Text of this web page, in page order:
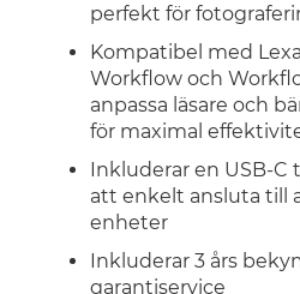
perfekt för
Kompatibel med
Workflow och
anpassa läsare och
för maximal
Inkluderar en USB-C
att enkelt ansluta till
enheter
Inkluderar 3 års
garantiservice